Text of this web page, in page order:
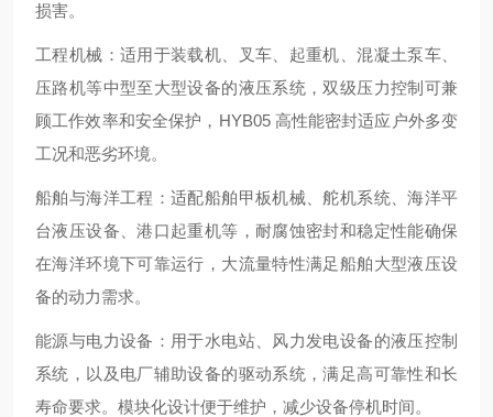
损害。
工程机械 ：适用于装载机、叉车、起重机、混凝土泵车、
压路机等中型至大型设备的液压系统，双级压力控制可兼
顾工作效率和安全保护，HYB05 高性能密封适应户外多变
工况和恶劣环境。
船舶与海洋工程 ：适配船舶甲板机械、舵机系统、海洋平
台液压设备、港口起重机等，耐腐蚀密封和稳定性能确保
在海洋环境下可靠运行，大流量特性满足船舶大型液压设
备的动力需求。
能源与电力设备 ：用于水电站、风力发电设备的液压控制
系统，以及电厂辅助设备的驱动系统，满足高可靠性和长
寿命要求。模块化设计便于维护，减少设备停机时间。